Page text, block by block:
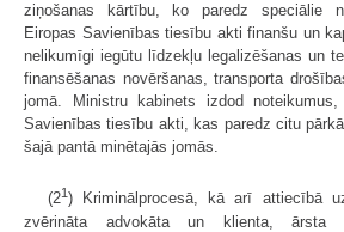
ziņošanas kārtību, ko paredz speciālie
Eiropas Savienības tiesību akti finanšu un
nelikumīgi iegūtu līdzekļu legalizēšanas un
finansēšanas novēršanas, transporta
jomā. Ministru kabinets izdod
Savienības tiesību akti, kas paredz citu
šajā pantā minētajās jomās.
(21) Kriminālprocesā, kā arī attiecībā
zvērināta advokāta un klienta, ārsta